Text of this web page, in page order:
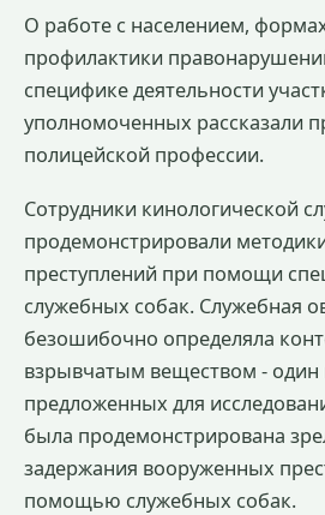
О работе с населением,
профилактики
специфике деятельности
уполномоченных рассказали
полицейской профессии.
Сотрудники кинологической
продемонстрировали
преступлений при помощи
служебных собак. Служебная
безошибочно определяла
взрывчатым веществом - один
предложенных для
была продемонстрирована
задержания вооруженных
помощью служебных собак.